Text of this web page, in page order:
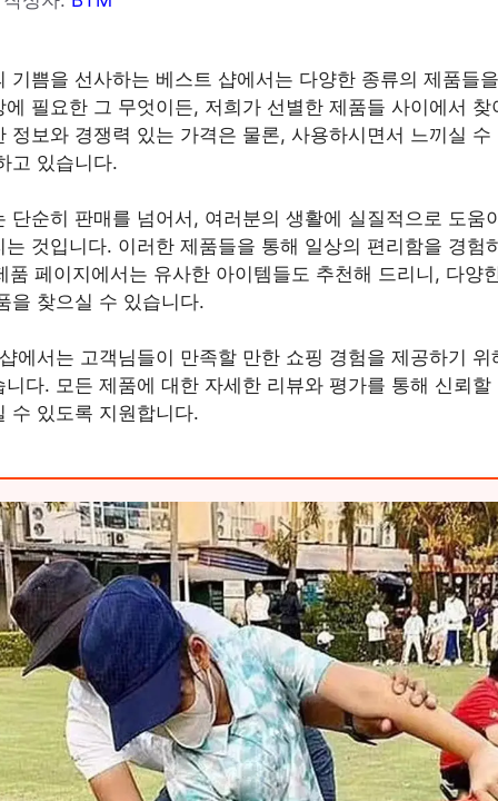
기쁨을 선사하는 베스트 샵에서는 다양한 종류의 제품들
에 필요한 그 무엇이든, 저희가 선별한 제품들 사이에서 찾
정보와 경쟁력 있는 가격은 물론, 사용하시면서 느끼실 수
고 있습니다.
단순히 판매를 넘어서, 여러분의 생활에 실질적으로 도움
는 것입니다. 이러한 제품들을 통해 일상의 편리함을 경험
품 페이지에서는 유사한 아이템들도 추천해 드리니, 다양
을 찾으실 수 있습니다.
에서는 고객님들이 만족할 만한 쇼핑 경험을 제공하기 위
니다. 모든 제품에 대한 자세한 리뷰와 평가를 통해 신뢰할
수 있도록 지원합니다.